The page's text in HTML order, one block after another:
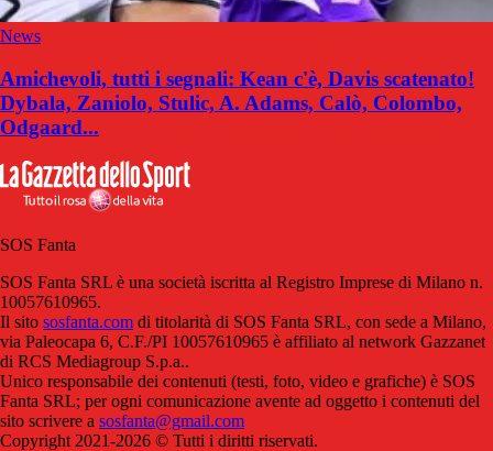
News
Amichevoli, tutti i segnali: Kean c'è, Davis scatenato!
Dybala, Zaniolo, Stulic, A. Adams, Calò, Colombo,
Odgaard...
SOS Fanta
SOS Fanta SRL è una società iscritta al Registro Imprese di Milano n.
10057610965.
Il sito sosfanta.com di titolarità di SOS Fanta SRL, con sede a Milano,
via Paleocapa 6, C.F./PI 10057610965 è affiliato al network Gazzanet
di RCS Mediagroup S.p.a..
Unico responsabile dei contenuti (testi, foto, video e grafiche) è SOS
Fanta SRL; per ogni comunicazione avente ad oggetto i contenuti del
sito scrivere a sosfanta@gmail.com
Copyright 2021-2026 © Tutti i diritti riservati.